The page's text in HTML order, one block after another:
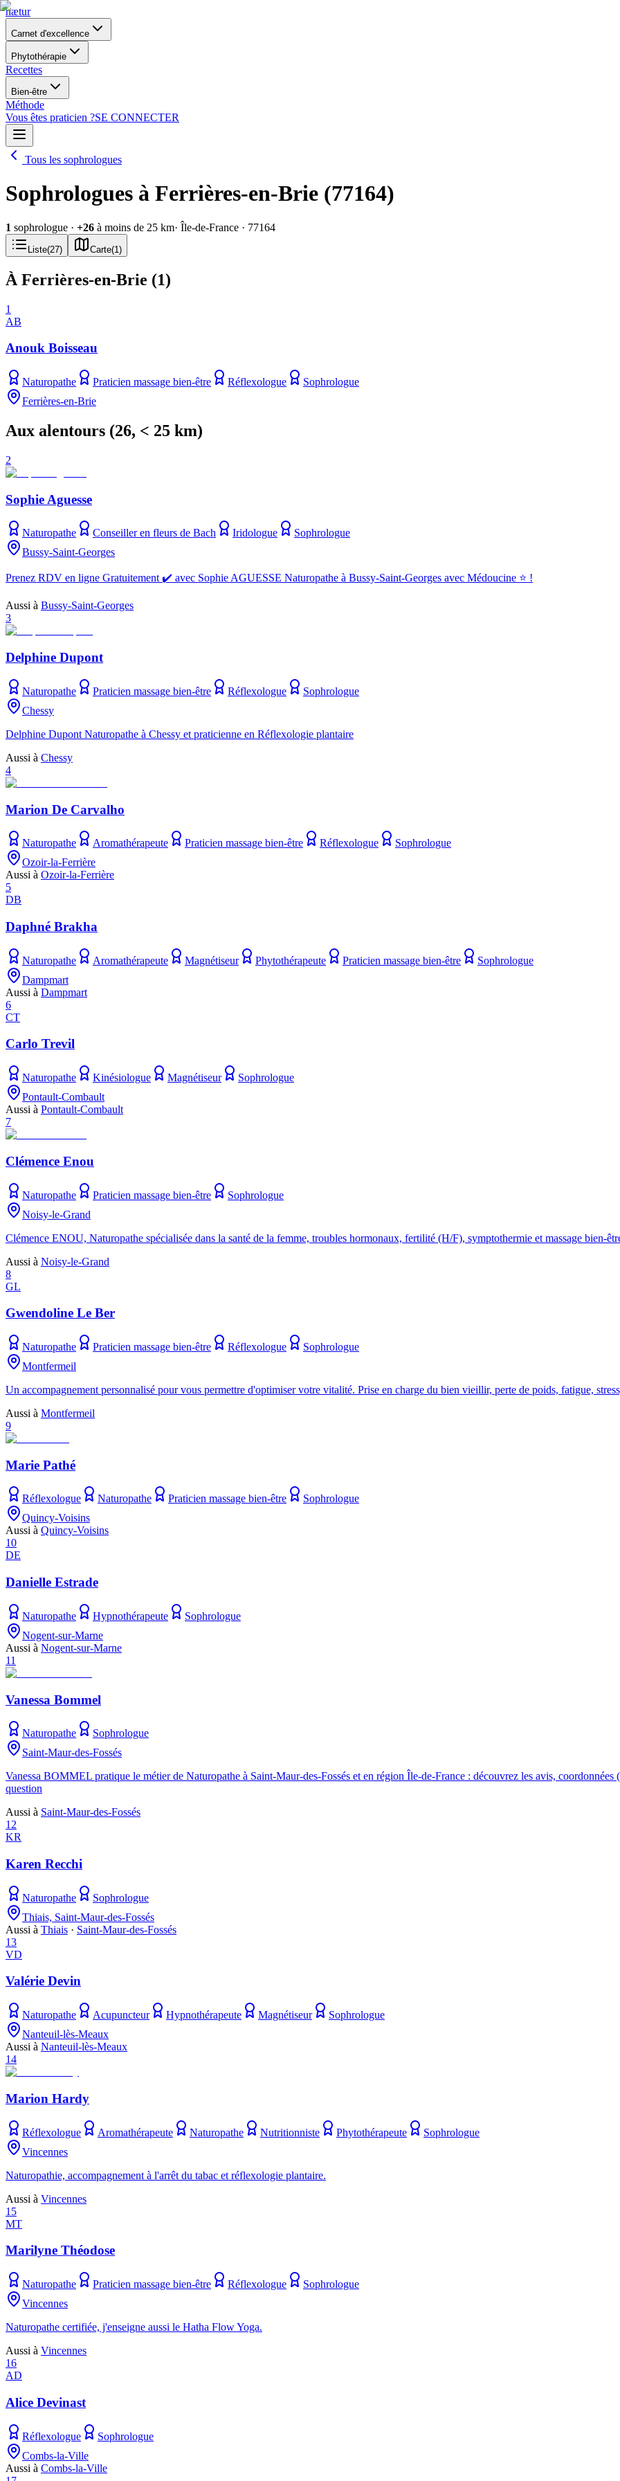
nætur
Carnet d'excellence
Phytothérapie
Recettes
Bien-être
Méthode
Vous êtes praticien ?SE CONNECTER
Tous les sophrologues
Sophrologues à Ferrières-en-Brie (77164)
1 sophrologue · +26 à moins de 25 km· Île-de-France · 77164
Liste(27) Carte(1 )
À Ferrières-en-Brie (1)
1
AB
Anouk Boisseau
Naturopathe Praticien massage bien-être Réflexologue
Sophrologue
Ferrières-en-Brie
Aux alentours (26, < 25 km)
2
Sophie Aguesse
Naturopathe Conseiller en fleurs de Bach Iridologue
Sophrologue
Bussy-Saint-Georges
Prenez RDV en ligne Gratuitement ✔️ avec Sophie AGUESSE Naturopathe à Bussy-Saint-Georges avec Médoucine ⭐ !
Aussi à Bussy-Saint-Georges
3
Delphine Dupont
Naturopathe Praticien massage bien-être Réflexologue
Sophrologue
Chessy
Delphine Dupont Naturopathe à Chessy et praticienne en Réflexologie plantaire
Aussi à Chessy
4
Marion De Carvalho
Naturopathe Aromathérapeute Praticien massage bien-être Réflexologue
Sophrologue
Ozoir-la-Ferrière
Aussi à Ozoir-la-Ferrière
5
DB
Daphné Brakha
Naturopathe Aromathérapeute Magnétiseur Phytothérapeute Praticien massage bien-être
Sophrologue
Dampmart
Aussi à Dampmart
6
CT
Carlo Trevil
Naturopathe Kinésiologue Magnétiseur
Sophrologue
Pontault-Combault
Aussi à Pontault-Combault
7
Clémence Enou
Naturopathe Praticien massage bien-être
Sophrologue
Noisy-le-Grand
Clémence ENOU, Naturopathe spécialisée dans la santé de la femme, troubles hormonaux, fertilité (H/F), symptothermie et massage bien-
Aussi à Noisy-le-Grand
8
GL
Gwendoline Le Ber
Naturopathe Praticien massage bien-être Réflexologue
Sophrologue
Montfermeil
Un accompagnement personnalisé pour vous permettre d'optimiser votre vitalité. Prise en charge du bien vieillir, perte de poids, fatigue,
Aussi à Montfermeil
9
Marie Pathé
Réflexologue Naturopathe Praticien massage bien-être
Sophrologue
Quincy-Voisins
Aussi à Quincy-Voisins
10
DE
Danielle Estrade
Naturopathe Hypnothérapeute
Sophrologue
Nogent-sur-Marne
Aussi à Nogent-sur-Marne
11
Vanessa Bommel
Naturopathe
Sophrologue
Saint-Maur-des-Fossés
Vanessa BOMMEL pratique le métier de Naturopathe à Saint-Maur-des-Fossés et en région Île-de-France : découvrez les avis,
question
Aussi à Saint-Maur-des-Fossés
12
KR
Karen Recchi
Naturopathe
Sophrologue
Thiais, Saint-Maur-des-Fossés
Aussi à Thiais · Saint-Maur-des-Fossés
13
VD
Valérie Devin
Naturopathe Acupuncteur Hypnothérapeute Magnétiseur
Sophrologue
Nanteuil-lès-Meaux
Aussi à Nanteuil-lès-Meaux
14
Marion Hardy
Réflexologue Aromathérapeute Naturopathe Nutritionniste Phytothérapeute
Sophrologue
Vincennes
Naturopathie, accompagnement à l'arrêt du tabac et réflexologie plantaire.
Aussi à Vincennes
15
MT
Marilyne Théodose
Naturopathe Praticien massage bien-être Réflexologue
Sophrologue
Vincennes
Naturopathe certifiée, j'enseigne aussi le Hatha Flow Yoga.
Aussi à Vincennes
16
AD
Alice Devinast
Réflexologue
Sophrologue
Combs-la-Ville
Aussi à Combs-la-Ville